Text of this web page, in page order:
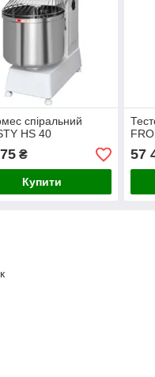
спіральний
HS 40
₴
Купити
57